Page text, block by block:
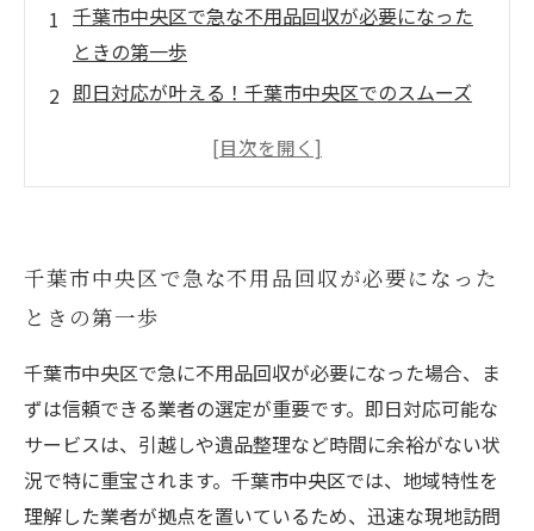
千葉市中央区で急な不用品回収が必要になった
ときの第一歩
即日対応が叶える！千葉市中央区でのスムーズ
遺品整理と不用品回収、千葉市中央区で心を込
実務とポイント
経験者の声から学ぶ！千葉市中央区で即日不用
品回収を利用するメリット
環境にも配慮した千葉市中央区の不用品回収サ
ービスとは？
千葉市中央区の不用品回収と遺品整理で後悔し
ないための選び方ガイド
千葉市中央区で急な不用品回収が必要になった
ときの第一歩
千葉市中央区で急に不用品回収が必要になった場合、ま
ずは信頼できる業者の選定が重要です。即日対応可能な
サービスは、引越しや遺品整理など時間に余裕がない状
況で特に重宝されます。千葉市中央区では、地域特性を
理解した業者が拠点を置いているため、迅速な現地訪問